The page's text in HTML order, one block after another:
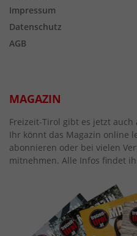
Impressum
Datenschutz
AGB
MAGAZIN
Freizeit-Tirol gibt es jetzt auch
Ihr könnt das Magazin online
abonnieren oder bei vielen
mitnehmen. Alle Infos findet